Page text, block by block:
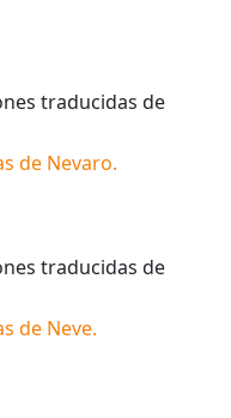
traducidas de
de Nevaro.
traducidas de
de Neve.